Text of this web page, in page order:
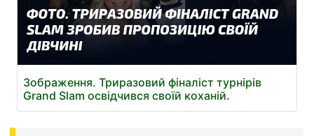
Зображення. Триразовий фіналіст турнірів
Grand Slam освідчився своїй коханій.